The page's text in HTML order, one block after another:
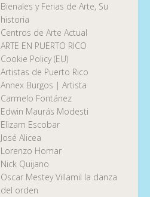
Bienales y Ferias de Arte, Su
historia
Centros de Arte Actual
ARTE EN PUERTO RICO
Cookie Policy (EU)
Artistas de Puerto Rico
Annex Burgos | Artista
Carmelo Fontánez
Edwin Maurás Modesti
Elizam Escobar
José Alicea
Lorenzo Homar
Nick Quijano
Oscar Mestey Villamil la danza
del orden